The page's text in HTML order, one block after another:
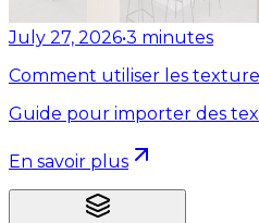
July 27, 2026•3 minutes
Comment utiliser les
Guide pour importer des
En savoir plus